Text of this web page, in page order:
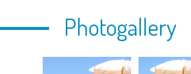
Photogallery